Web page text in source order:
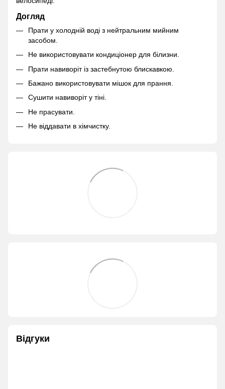
Догляд
Прати у холодній воді з нейтральним мийним
засобом.
Не використовувати кондиціонер для білизни.
Прати навиворіт із застебнутою блискавкою.
Бажано використовувати мішок для прання.
Сушити навиворіт у тіні.
Не прасувати.
Не віддавати в хімчистку.
Відгуки